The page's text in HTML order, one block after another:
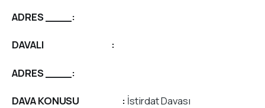
ADRES ____:
DAVALI :
ADRES ____:
DAVA KONUSU : İstirdat Davası